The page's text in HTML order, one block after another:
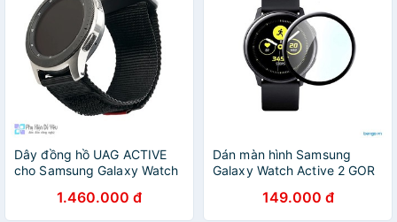
Dây đồng hồ UAG ACTIVE
cho Samsung Galaxy Watch
1.460.000 đ
Dán màn hình Samsung
Galaxy Watch Active 2 GOR
149.000 đ